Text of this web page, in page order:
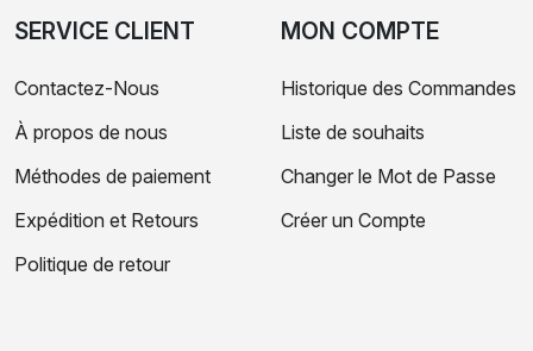
SERVICE CLIENT
Contactez-Nous
À propos de nous
Méthodes de paiement
Expédition et Retours
Politique de retour
MON COMPTE
Historique des Commandes
Liste de souhaits
Changer le Mot de Passe
Créer un Compte